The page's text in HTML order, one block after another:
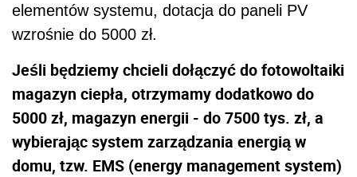
elementów systemu, dotacja do paneli PV
wzrośnie do 5000 zł.
Jeśli będziemy chcieli dołączyć do fotowoltaiki
magazyn ciepła, otrzymamy dodatkowo do
5000 zł, magazyn energii - do 7500 tys. zł, a
wybierając system zarządzania energią w
domu, tzw. EMS (energy management system)